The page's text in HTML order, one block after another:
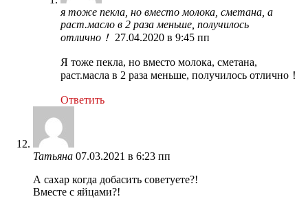
я тоже пекла, но вместо молока, сметана, а
раст.масло в 2 раза меньше, получилось
отлично！ 27.04.2020 в 9:45 пп
Я тоже пекла, но вместо молока, сметана,
раст.масла в 2 раза меньше, получилось отлично！
Ответить
Татьяна 07.03.2021 в 6:23 пп
А сахар когда добасить советуете?!
Вместе с яйцами?!